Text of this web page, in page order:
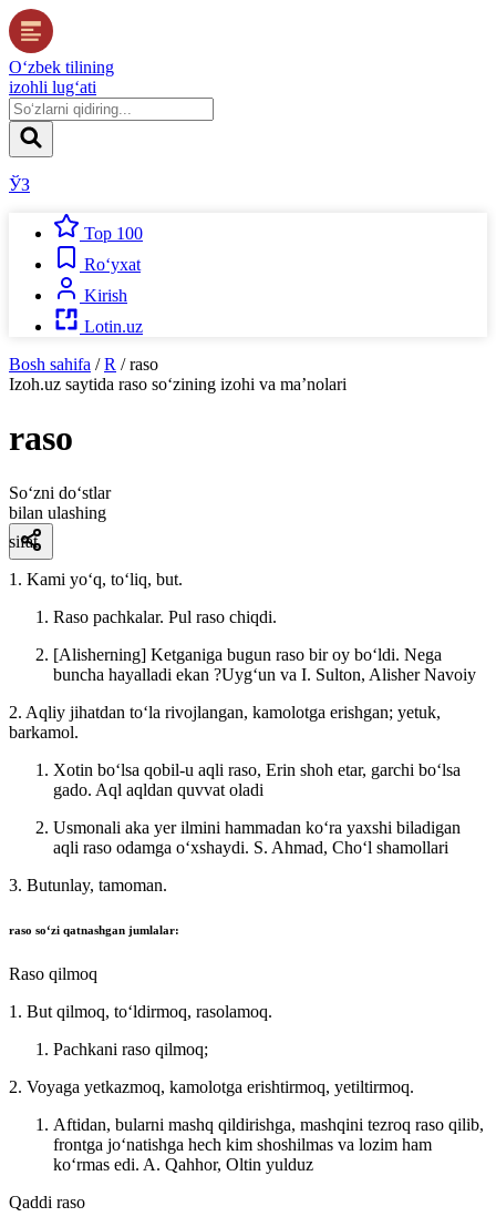
O‘zbek tilining
izohli lug‘ati
ЎЗ
Top 100
Ro‘yxat
Kirish
Lotin.uz
Bosh sahifa / R / raso
Izoh.uz saytida raso so‘zining izohi va ma’nolari
raso
So‘zni do‘stlar
bilan ulashing
sifat
1. Kami yoʻq, toʻliq, but.
Raso pachkalar. Pul raso chiqdi.
[Alisherning] Ketganiga bugun raso bir oy boʻldi. Nega
buncha hayalladi ekan ?Uygʻun va I. Sulton, Alisher Navoiy
2. Aqliy jihatdan toʻla rivojlangan, kamolotga erishgan; yetuk,
barkamol.
Xotin boʻlsa qobil-u aqli raso, Erin shoh etar, garchi boʻlsa
gado. Aql aqldan quvvat oladi
Usmonali aka yer ilmini hammadan koʻra yaxshi biladigan
aqli raso odamga oʻxshaydi. S. Ahmad, Choʻl shamollari
3. Butunlay, tamoman.
raso soʻzi qatnashgan jumlalar:
Raso qilmoq
1. But qilmoq, toʻldirmoq, rasolamoq.
Pachkani raso qilmoq;
2. Voyaga yetkazmoq, kamolotga erishtirmoq, yetiltirmoq.
Aftidan, bularni mashq qildirishga, mashqini tezroq raso qilib,
frontga joʻnatishga hech kim shoshilmas va lozim ham
koʻrmas edi. A. Qahhor, Oltin yulduz
Qaddi raso